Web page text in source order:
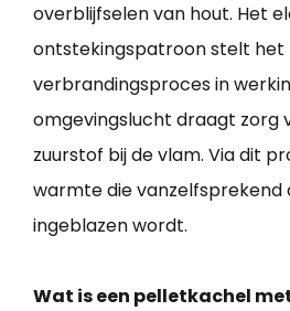
overblijfselen van hout. Het
ontstekingspatroon stelt het
verbrandingsproces in
omgevingslucht draagt zorg
zuurstof bij de vlam. Via dit
warmte die vanzelfsprekend
ingeblazen wordt.
Wat is een pelletkachel